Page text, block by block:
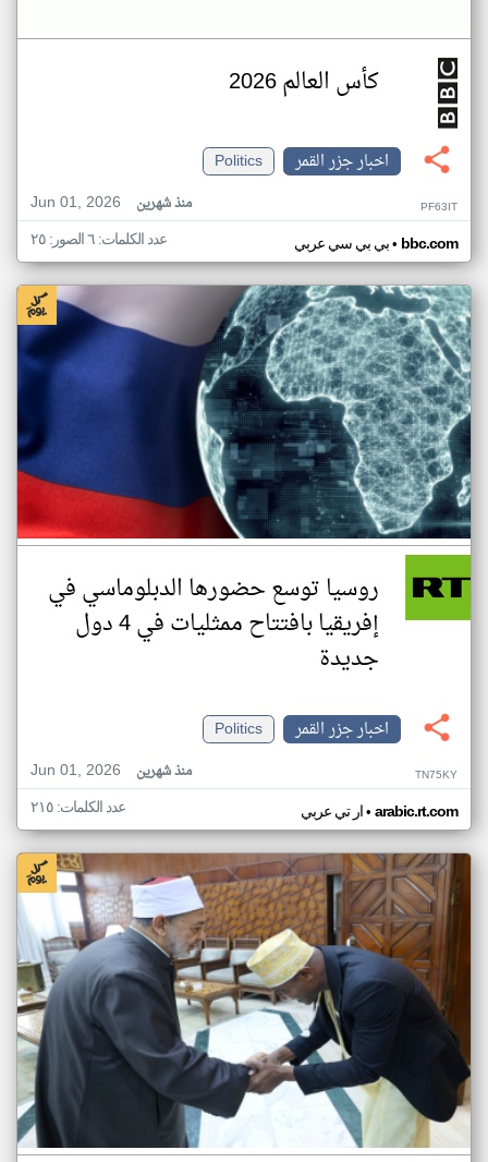
كأس العالم 2026
اخبار جزر القمر
Politics
Jun 01, 2026
منذ شهرين PF63IT
بي بي سي عربي• bbc.com عدد الكلمات: ٦ الصور: ٢٥
روسيا توسع حضورها الدبلوماسي في
إفريقيا بافتتاح ممثليات في 4 دول
جديدة
اخبار جزر القمر
Politics
Jun 01, 2026
منذ شهرين TN75KY
ار تي عربي• arabic.rt.com عدد الكلمات: ٢١٥